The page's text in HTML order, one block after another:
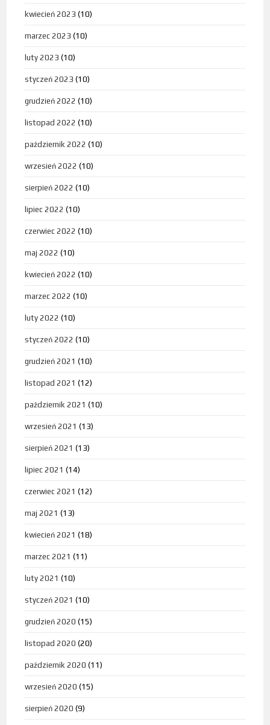
kwiecień 2023 (10)
marzec 2023 (10)
luty 2023 (10)
styczeń 2023 (10)
grudzień 2022 (10)
listopad 2022 (10)
październik 2022 (10)
wrzesień 2022 (10)
sierpień 2022 (10)
lipiec 2022 (10)
czerwiec 2022 (10)
maj 2022 (10)
kwiecień 2022 (10)
marzec 2022 (10)
luty 2022 (10)
styczeń 2022 (10)
grudzień 2021 (10)
listopad 2021 (12)
październik 2021 (10)
wrzesień 2021 (13)
sierpień 2021 (13)
lipiec 2021 (14)
czerwiec 2021 (12)
maj 2021 (13)
kwiecień 2021 (18)
marzec 2021 (11)
luty 2021 (10)
styczeń 2021 (10)
grudzień 2020 (15)
listopad 2020 (20)
październik 2020 (11)
wrzesień 2020 (15)
sierpień 2020 (9)